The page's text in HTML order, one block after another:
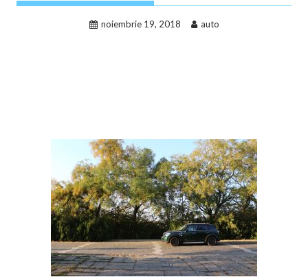
noiembrie 19, 2018 auto